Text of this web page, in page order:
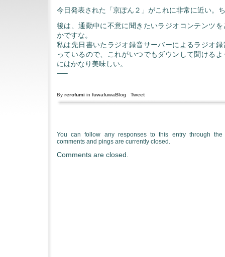
今日発表された「京ぽん２」がこれに非常に近い。
後は、通勤中に不意に聞きたいラジオコンテンツ
かですな。
私は先日書いたラジオ録音サーバーによるラジオ
っているので、これがいつでもダウンして聞ける
にはかなり美味しい。
—–
By rerofumi in fuwafuwaBlog Tweet
You can follow any responses to this entry through
comments and pings are currently closed.
Comments are closed.